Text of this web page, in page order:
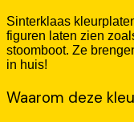
Sinterklaas
figuren laten zien
stoomboot. Ze
in huis!
Waarom deze